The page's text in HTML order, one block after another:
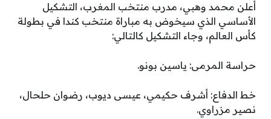
أعلن محمد وهبي، مدرب منتخب المغرب، التشكيل
الأساسي الذي سيخوض به مباراة منتخب كندا في بطولة
كأس العالم، وجاء التشكيل كالتالي:
حراسة المرمى: ياسين بونو.
خط الدفاع: أشرف حكيمي، عيسى ديوب، رضوان حلحال،
نصير مزراوي.